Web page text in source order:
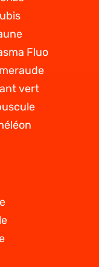
Fluo
vert